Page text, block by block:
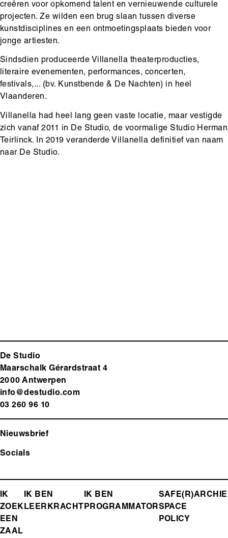
creëren voor opkomend talent en vernieuwende culturele
projecten. Ze wilden een brug slaan tussen diverse
kunstdisciplines en een ontmoetingsplaats bieden voor
jonge artiesten.
Sindsdien produceerde Villanella theaterproducties,
literaire evenementen, performances, concerten,
festivals,... (bv. Kunstbende & De Nachten) in heel
Vlaanderen.
Villanella had heel lang geen vaste locatie, maar vestigde
zich vanaf 2011 in De Studio, de voormalige Studio Herman
Teirlinck. In 2019 veranderde Villanella definitief van naam
naar De Studio.
De Studio
Maarschalk Gérardstraat 4
2000 Antwerpen
info@destudio.com
03 260 96 10
Nieuwsbrief
Socials
FOOTER-
MENU
IK
ZOEK
EEN
ZAAL
IK BEN
LEERKRACHT
IK BEN
PROGRAMMATOR
SAFE(R)
SPACE
POLICY